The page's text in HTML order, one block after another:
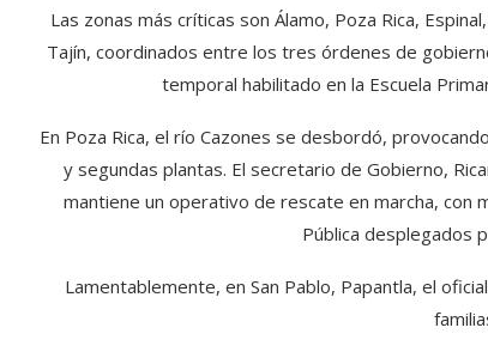
Las zonas más críticas son Álamo, Poza Rica,
Tajín, coordinados entre los tres órdenes de
temporal habilitado en la Escuela
En Poza Rica, el río Cazones se desbordó,
y segundas plantas. El secretario de Gobierno,
mantiene un operativo de rescate en marcha, con
Pública desplegados
Lamentablemente, en San Pablo, Papantla, el